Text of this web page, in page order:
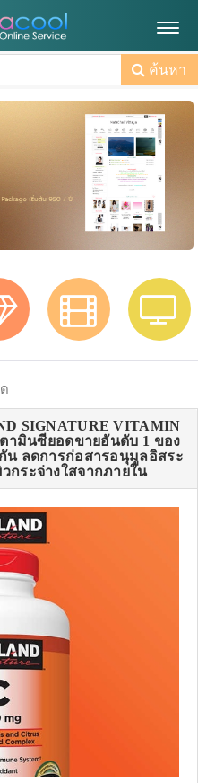
ค้นหา
SIGNATURE VITAMIN
ตามินซียอดขายอันดับ 1 ของ
น ลดการก่อสารอนุมูลอิสระ
กระจ่างใสจากภายใน